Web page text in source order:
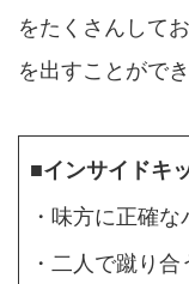
をたくさんして
を出すことができ
■インサイドキ
・味方に正確
・二人で蹴り